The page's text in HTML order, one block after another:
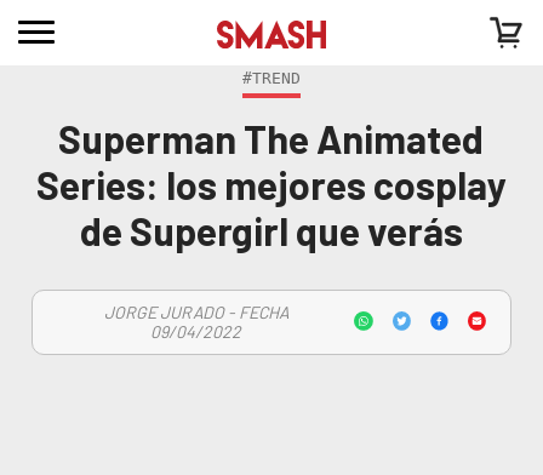
#TREND
Superman The Animated
Series: los mejores cosplay
de Supergirl que verás
JORGE JURADO - FECHA
09/04/2022